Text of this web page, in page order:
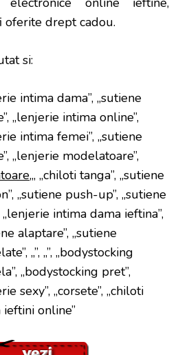
drept cadou.
si:
intima dama”, „sutiene
„lenjerie intima online”,
intima femei”, „sutiene
„lenjerie modelatoare”,
„, „chiloti tanga”, „sutiene
„sutiene push-up”, „sutiene
„lenjerie intima dama ieftina”,
alaptare”, „sutiene
„”, „”, „bodystocking
„bodystocking pret”,
sexy”, „corsete”, „chiloti
ieftini online”